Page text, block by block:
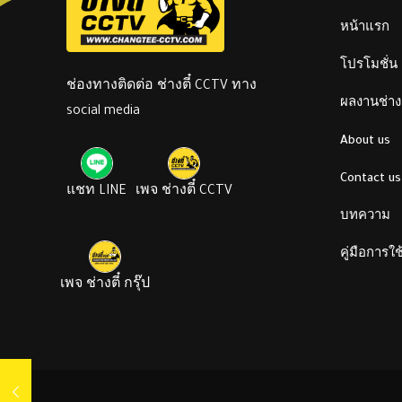
ช่องทางติดต่อ ช่างตี๋ CCTV ทาง
social media
แชท LINE เพจ ช่างตี๋ CCTV
เพจ ช่างตี๋ กรุ๊ป
หน้าแรก
โปรโมชั่น
ผลงานช่า
About us
Contact us
บทความ
คู่มือการใ